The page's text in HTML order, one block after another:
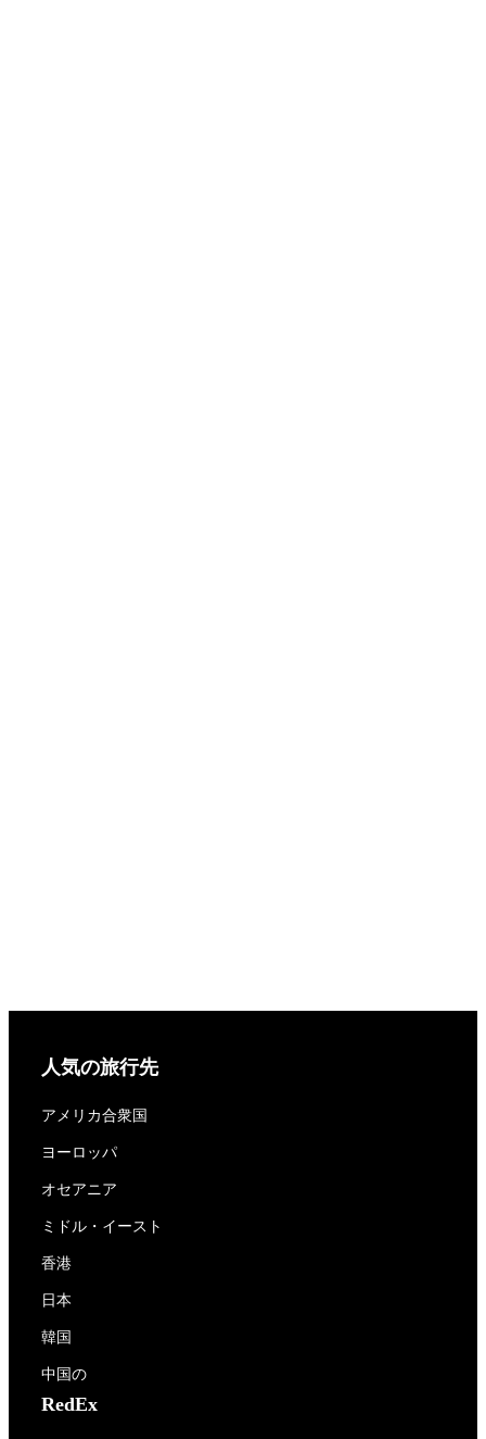
人気の旅行先
アメリカ合衆国
ヨーロッパ
オセアニア
ミドル・イースト
香港
日本
韓国
中国の
RedEx